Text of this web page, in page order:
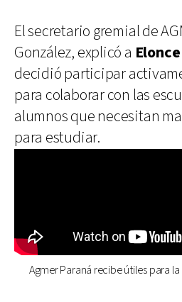
El secretario gremial de
González, explicó a Elonce
decidió participar
para colaborar con las
alumnos que necesitan
para estudiar.
Agmer Paraná recibe útiles para